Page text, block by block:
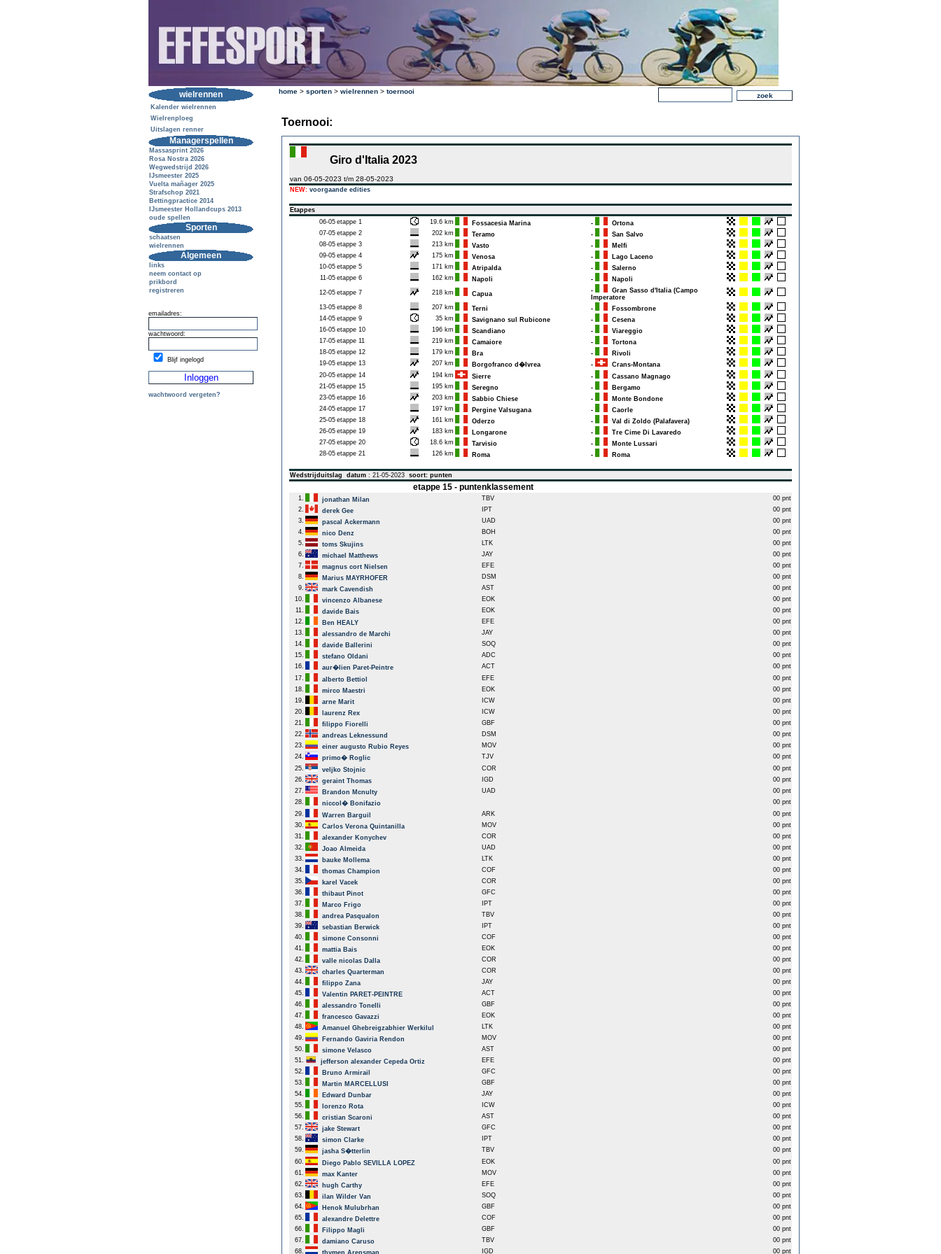
wielrennen
Kalender wielrennen
Wielrenploeg
Uitslagen renner
Managerspellen
Massasprint 2026
Rosa Nostra 2026
Wegwedstrijd 2026
IJsmeester 2025
Vuelta mañager 2025
Strafschop 2021
Bettingpractice 2014
IJsmeester Hollandcups 2013
oude spellen
Sporten
schaatsen
wielrennen
Algemeen
links
neem contact op
prikbord
registreren
emailadres:
wachtwoord:
Blijf ingelogd
wachtwoord vergeten?
home > sporten > wielrennen > toernooi
Toernooi:
Giro d'Italia 2023
van 06-05-2023 t/m 28-05-2023
NEW: voorgaande edities
Etappes
06-05 etappe 1 19.6 km Fossacesia Marina -
Ortona
07-05 etappe 2 202 km Teramo -
San Salvo
08-05 etappe 3 213 km Vasto -
Melfi
09-05 etappe 4 175 km Venosa -
Lago Laceno
10-05 etappe 5 171 km Atripalda -
Salerno
11-05 etappe 6 162 km Napoli -
Napoli
12-05 etappe 7 218 km Capua -
Gran Sasso d'Italia (Campo
Imperatore
13-05 etappe 8 207 km Terni -
Fossombrone
14-05 etappe 9 35 km Savignano sul Rubicone -
Cesena
16-05 etappe 10 196 km Scandiano -
Viareggio
17-05 etappe 11 219 km Camaiore -
Tortona
18-05 etappe 12 179 km Bra -
Rivoli
19-05 etappe 13 207 km Borgofranco d�Ivrea -
Crans-Montana
20-05 etappe 14 194 km Sierre -
Cassano Magnago
21-05 etappe 15 195 km Seregno -
Bergamo
23-05 etappe 16 203 km Sabbio Chiese -
Monte Bondone
24-05 etappe 17 197 km Pergine Valsugana -
Caorle
25-05 etappe 18 161 km Oderzo -
Val di Zoldo (Palafavera)
26-05 etappe 19 183 km Longarone -
Tre Cime Di Lavaredo
27-05 etappe 20 18.6 km Tarvisio -
Monte Lussari
28-05 etappe 21 126 km Roma - Roma
Wedstrijduitslag datum : 21-05-2023 soort: punten
etappe 15 - puntenklassement
1. jonathan Milan TBV
00 pnt
2.
derek Gee IPT
00 pnt
3.
pascal Ackermann UAD
00 pnt
4.
nico Denz BOH
00 pnt
5.
toms Skujins LTK
00 pnt
6.
michael Matthews JAY
00 pnt
7.
magnus cort Nielsen EFE
00 pnt
8.
Marius MAYRHOFER DSM
00 pnt
9.
mark Cavendish AST
00 pnt
10.
vincenzo Albanese EOK
00 pnt
11.
davide Bais EOK
00 pnt
12.
Ben HEALY EFE
00 pnt
13.
alessandro de Marchi JAY
00 pnt
14.
davide Ballerini SOQ
00 pnt
15.
stefano Oldani ADC
00 pnt
16.
aur�lien Paret-Peintre ACT
00 pnt
17.
alberto Bettiol EFE
00 pnt
18.
mirco Maestri EOK
00 pnt
19.
arne Marit ICW
00 pnt
20.
laurenz Rex ICW
00 pnt
21.
filippo Fiorelli GBF
00 pnt
22.
andreas Leknessund DSM
00 pnt
23.
einer augusto Rubio Reyes MOV
00 pnt
24.
primo� Roglic TJV
00 pnt
25.
veljko Stojnic COR
00 pnt
26.
geraint Thomas IGD
00 pnt
27.
Brandon Mcnulty UAD
00 pnt
28.
niccol� Bonifazio
00 pnt
29.
Warren Barguil ARK
00 pnt
30.
Carlos Verona Quintanilla MOV
00 pnt
31.
alexander Konychev COR
00 pnt
32.
Joao Almeida UAD
00 pnt
33.
bauke Mollema LTK
00 pnt
34.
thomas Champion COF
00 pnt
35.
karel Vacek COR
00 pnt
36.
thibaut Pinot GFC
00 pnt
37.
Marco Frigo IPT
00 pnt
38.
andrea Pasqualon TBV
00 pnt
39.
sebastian Berwick IPT
00 pnt
40.
simone Consonni COF
00 pnt
41.
mattia Bais EOK
00 pnt
42.
valle nicolas Dalla COR
00 pnt
43.
charles Quarterman COR
00 pnt
44.
filippo Zana JAY
00 pnt
45.
Valentin PARET-PEINTRE ACT
00 pnt
46.
alessandro Tonelli GBF
00 pnt
47.
francesco Gavazzi EOK
00 pnt
48.
Amanuel Ghebreigzabhier Werkilul LTK
00 pnt
49.
Fernando Gaviria Rendon MOV
00 pnt
50.
simone Velasco AST
00 pnt
51.
jefferson alexander Cepeda Ortiz EFE
00 pnt
52.
Bruno Armirail GFC
00 pnt
53.
Martin MARCELLUSI GBF
00 pnt
54.
Edward Dunbar JAY
00 pnt
55.
lorenzo Rota ICW
00 pnt
56.
cristian Scaroni AST
00 pnt
57.
jake Stewart GFC
00 pnt
58.
simon Clarke IPT
00 pnt
59.
jasha S�tterlin TBV
00 pnt
60.
Diego Pablo SEVILLA LOPEZ EOK
00 pnt
61.
max Kanter MOV
00 pnt
62.
hugh Carthy EFE
00 pnt
63.
ilan Wilder Van SOQ
00 pnt
64.
Henok Mulubrhan GBF
00 pnt
65.
alexandre Delettre COF
00 pnt
66.
Filippo Magli GBF
00 pnt
67.
damiano Caruso TBV
00 pnt
68.
IGD 00 pnt